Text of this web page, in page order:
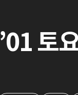
’01 토